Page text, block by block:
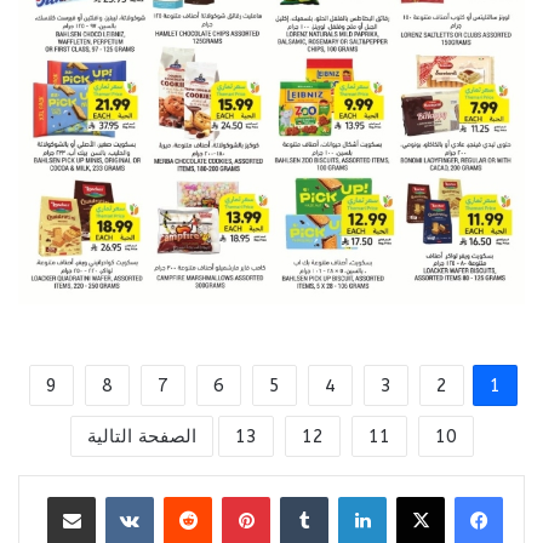
1
2
3
4
5
6
7
8
9
10
11
12
13 الصفحة التالية
لينكدإن بينتيريست مشاركة عبر البريد